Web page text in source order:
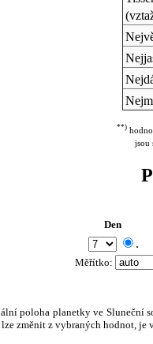
**)
jsou
Den
.
Měřítko:
poloha planetky ve
změnit z vybraných hodnot,